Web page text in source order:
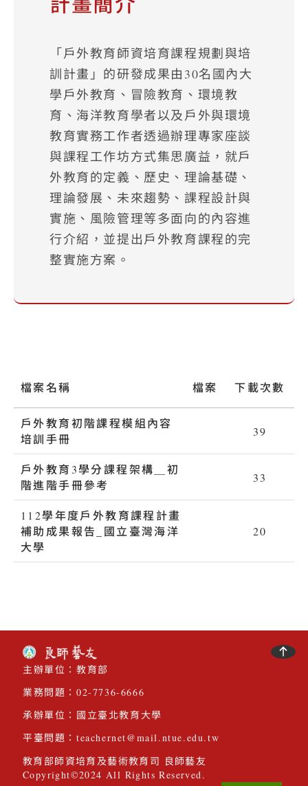
「戶外教育師資培育課程規劃與培
訓計畫」的研發成果由30名國內大
學戶外教育、冒險教育、環境教
育、海洋教育學者以及戶外與環境
教育實務工作者透過辦理專家座談
與課程工作坊方式集思廣益，就戶
外教育的定義、歷史、理論基礎、
理論發展、未來趨勢、課程設計與
實施、風險管理等多面向的內容進
行介紹，並提出戶外教育課程的完
整實施方案。
檔案名稱 檔案 下載次數
戶外教育初階課程模組內容
培訓手冊
39
戶外教育3學分課程架構＿初
階進階手冊參考
33
112學年度戶外教育課程計畫
補助成果報告_國立臺灣海洋
大學
20
:::
主辦單位：教育部
業務問題： 02-7736-6666
承辦單位：國立臺北教育大學
平臺問題： teachernet@mail.ntue.edu.tw
教育部師資培育及藝術教育司 良師藝友
Copyright©2024 All Rights Reserved.